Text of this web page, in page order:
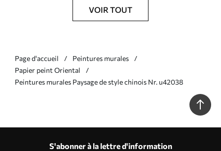
VOIR TOUT
Page d'accueil
Peintures murales
Papier peint Oriental
Peintures murales Paysage de style chinois Nr. u42038
S'abonner à la lettre d'information